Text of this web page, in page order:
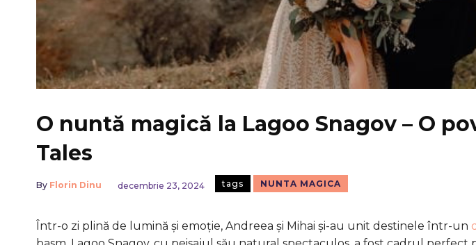
O nuntă magică la Lagoo Snagov – O
Tales
By Florin Dinu decembrie 23, 2024 tags NUNTA MAGICA
Într-o zi plină de lumină și emoție, Andreea și Mihai și-au unit destinele într-un